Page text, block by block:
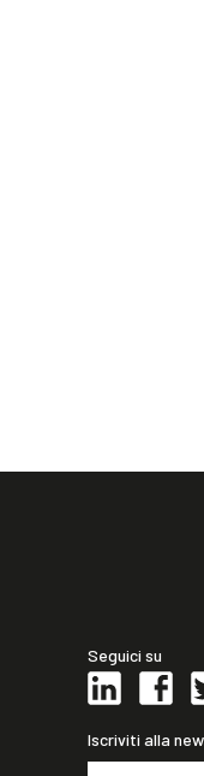
Seguici su
Iscriviti alla